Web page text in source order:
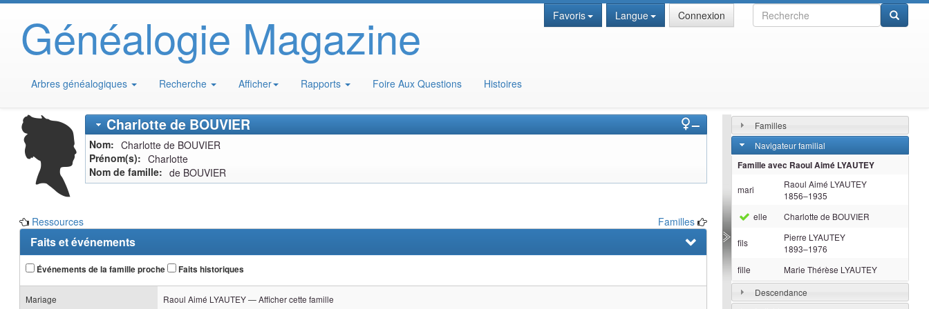
Généalogie Magazine Recherche
Favoris Langue Connexion
Arbres généalogiques Recherche Afficher Rapports Foire Aux Questions Histoires
Charlottede BOUVIER –
Nom Charlotte de BOUVIER
Prénom(s)
Charlotte
Nom de famille
de BOUVIER
Ressources Familles
Faits et événements
Événements de la famille proche Faits historiques
Mariage Raoul Aimé LYAUTEY—Afficher cette famille
Familles
Navigateur familial
Famille avec Raoul Aimé LYAUTEY
mari Raoul Aimé LYAUTEY
1856–1935
elle
Charlotte de BOUVIER
fils Pierre LYAUTEY
1893–1976
fille
Marie Thérèse LYAUTEY
Descendance